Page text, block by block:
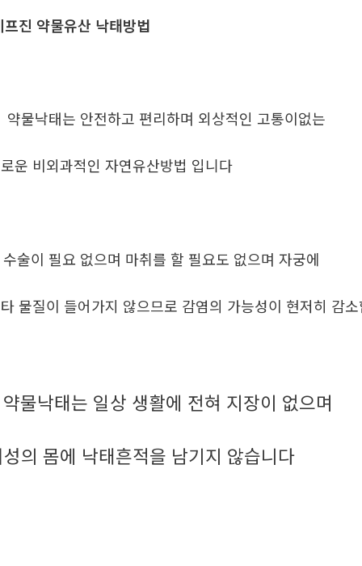
진 약물유산 낙태방법
물낙태는 안전하고 편리하며 외상적인 고통이없는
운 비외과적인 자연유산방법 입니다
술이 필요 없으며 마취를 할 필요도 없으며 자궁에
물질이 들어가지 않으므로 감염의 가능성이 현저히 감
약물낙태는 일상 생활에 전혀 지장이 없으며
의 몸에 낙태흔적을 남기지 않습니다